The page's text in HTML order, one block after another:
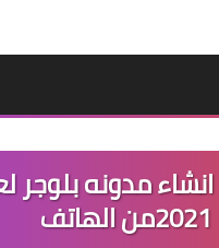
اكلات ست بيت
الربح من الانترنت
مدونه بلوجر
2021من الهاتف